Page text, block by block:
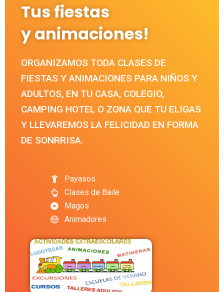
Tus fiestas
y animaciones!
ORGANIZAMOS TODA CLASES DE
FIESTAS Y ANIMACIONES PARA NIÑOS Y
ADULTOS, EN TU CASA, COLEGIO,
CAMPING HOTEL O ZONA QUE TU ELIGAS
Y LLEVAREMOS LA FELICIDAD EN FORMA
DE SONRRISA.
Payasos
Clases de Baile
Magos
Animadores